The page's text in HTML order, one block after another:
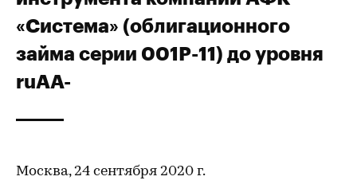
«Система» (облигационного
займа серии 001Р-11) до уровня
ruAА-
Москва, 24 сентября 2020 г.